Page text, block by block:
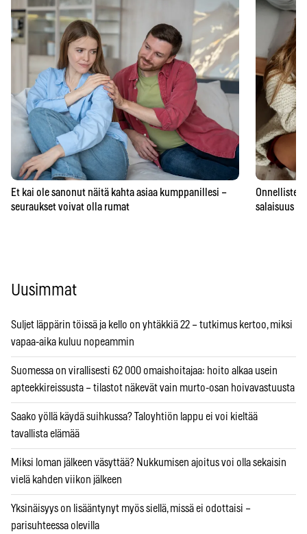
Et kai ole sanonut näitä kahta asiaa kumppanillesi –
seuraukset voivat olla rumat
Onnellisten
salaisuus –
Uusimmat
Suljet läppärin töissä ja kello on yhtäkkiä 22 – tutkimus kertoo, miksi
vapaa-aika kuluu nopeammin
Suomessa on virallisesti 62 000 omaishoitajaa: hoito alkaa usein
apteekkireissusta – tilastot näkevät vain murto-osan hoivavastuusta
Saako yöllä käydä suihkussa? Taloyhtiön lappu ei voi kieltää
tavallista elämää
Miksi loman jälkeen väsyttää? Nukkumisen ajoitus voi olla sekaisin
vielä kahden viikon jälkeen
Yksinäisyys on lisääntynyt myös siellä, missä ei odottaisi –
parisuhteessa olevilla